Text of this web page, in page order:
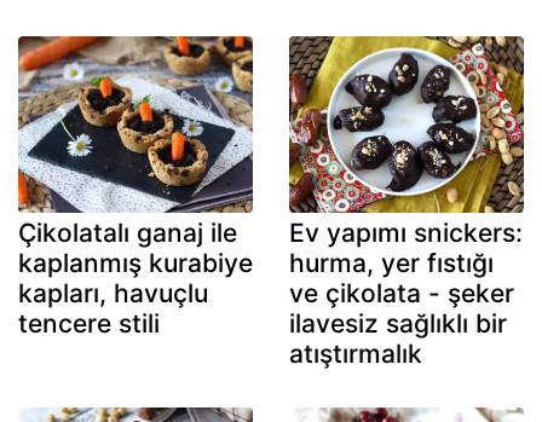
Çikolatalı ganaj ile
kaplanmış kurabiye
kapları, havuçlu
tencere stili
Ev yapımı snickers:
hurma, yer fıstığı
ve çikolata - şeker
ilavesiz sağlıklı bir
atıştırmalık